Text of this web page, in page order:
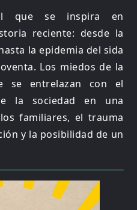
que se inspira en
reciente: desde la
la epidemia del sida
Los miedos de la
se entrelazan con el
la sociedad en una
familiares, el trauma
y la posibilidad de un